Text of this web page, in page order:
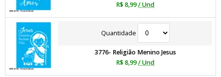
R$ 8,99/ Und
Quantidade
3776- Religião Menino Jesus
R$ 8,99/ Und